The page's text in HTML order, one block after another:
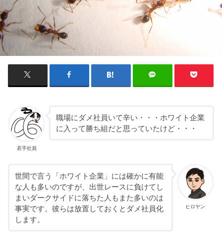
若手社員
職場にダメ社員いて辛い・・・ホワイト企業
に入って勝ち組だと思っていたけど・・・
ヒロヤン
世間で言う「ホワイト企業」には確かに有能
な人も多いのですが、出世レースに負けてし
まいダークサイドに落ちた人もまた多いのは
事実です。彼らは放置しておくとダメ社員化
します。